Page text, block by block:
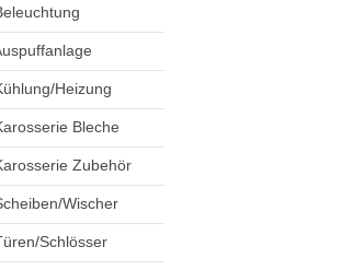
Heizung
Bleche
Zubehör
Wischer
Schlösser